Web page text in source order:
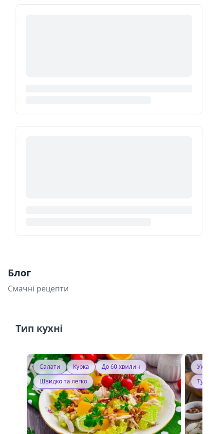
Блог
Смачні рецепти
Тип кухні
Салати Курка
До 60 хвилин
Швидко та легко